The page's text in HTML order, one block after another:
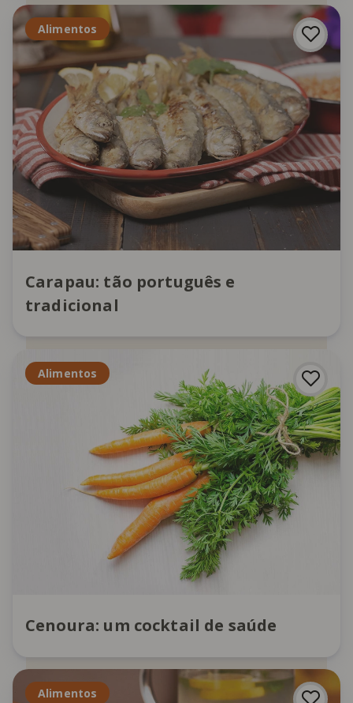
Alimentos
Carapau: tão português e
tradicional
Alimentos
Cenoura: um cocktail de saúde
Alimentos